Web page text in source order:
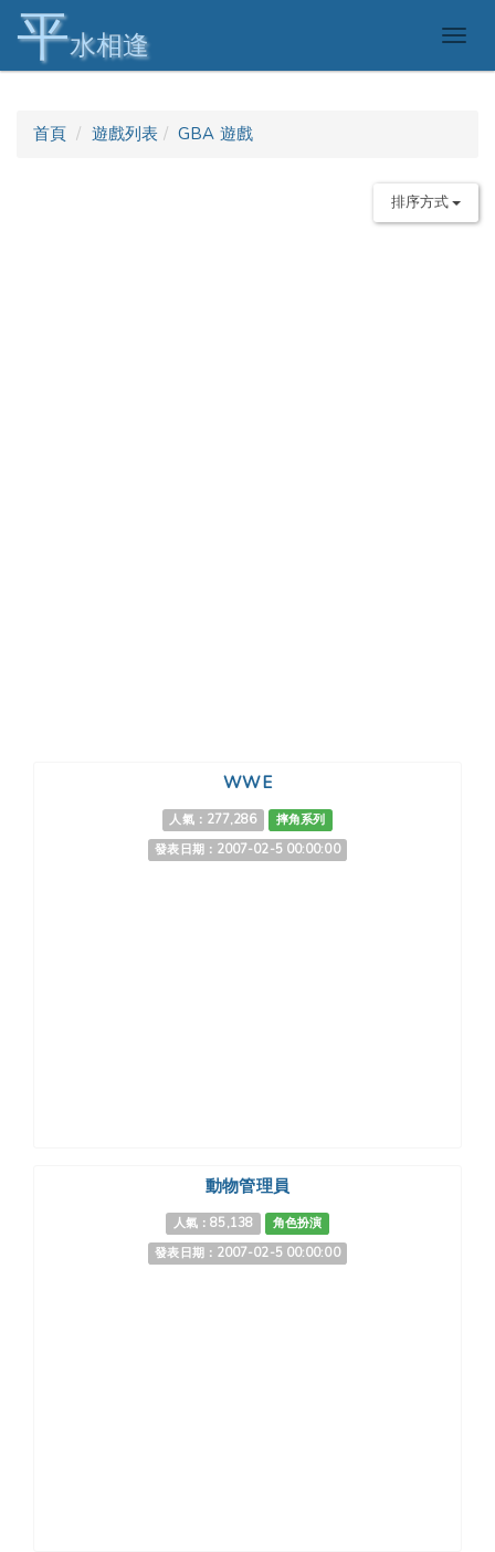
平水相逢
首頁 遊戲列表 GBA 遊戲
排序方式
WWE
人氣：277,286
摔角系列
發表日期：2007-02-5 00:00:00
動物管理員
人氣：85,138
角色扮演
發表日期：2007-02-5 00:00:00